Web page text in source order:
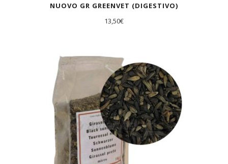
NUOVO GR GREENVET (DIGESTIVO)
13,50€